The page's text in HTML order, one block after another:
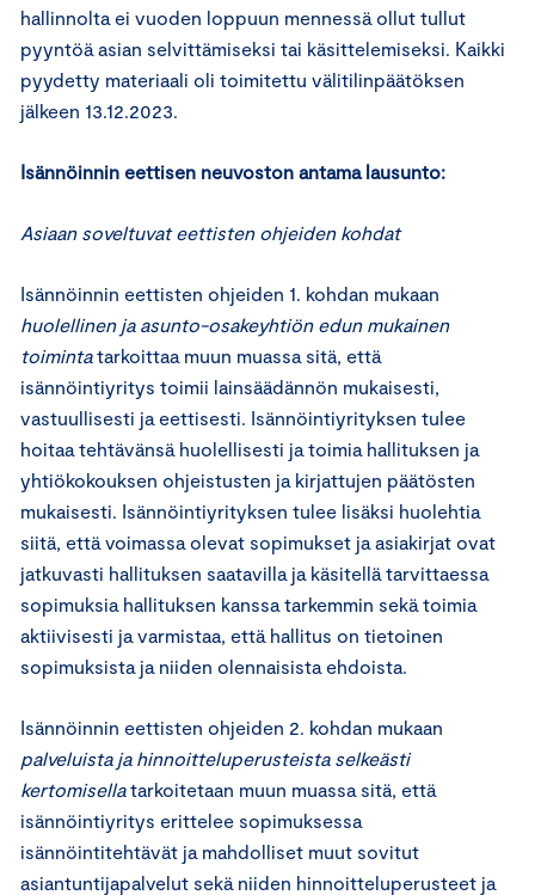
hallinnolta ei vuoden loppuun mennessä ollut tullut
pyyntöä asian selvittämiseksi tai käsittelemiseksi. Kaikki
pyydetty materiaali oli toimitettu välitilinpäätöksen
jälkeen 13.12.2023.
Isännöinnin eettisen neuvoston antama lausunto:
Asiaan soveltuvat eettisten ohjeiden kohdat
Isännöinnin eettisten ohjeiden 1. kohdan mukaan
huolellinen ja asunto-osakeyhtiön edun mukainen
toimintatarkoittaa muun muassa sitä, että
isännöintiyritys toimii lainsäädännön mukaisesti,
vastuullisesti ja eettisesti. Isännöintiyrityksen tulee
hoitaa tehtävänsä huolellisesti ja toimia hallituksen ja
yhtiökokouksen ohjeistusten ja kirjattujen päätösten
mukaisesti. Isännöintiyrityksen tulee lisäksi huolehtia
siitä, että voimassa olevat sopimukset ja asiakirjat ovat
jatkuvasti hallituksen saatavilla ja käsitellä tarvittaessa
sopimuksia hallituksen kanssa tarkemmin sekä toimia
aktiivisesti ja varmistaa, että hallitus on tietoinen
sopimuksista ja niiden olennaisista ehdoista.
Isännöinnin eettisten ohjeiden 2. kohdan mukaan
palveluista ja hinnoitteluperusteista selkeästi
kertomisellatarkoitetaan muun muassa sitä, että
isännöintiyritys erittelee sopimuksessa
isännöintitehtävät ja mahdolliset muut sovitut
asiantuntijapalvelut sekä niiden hinnoitteluperusteet ja